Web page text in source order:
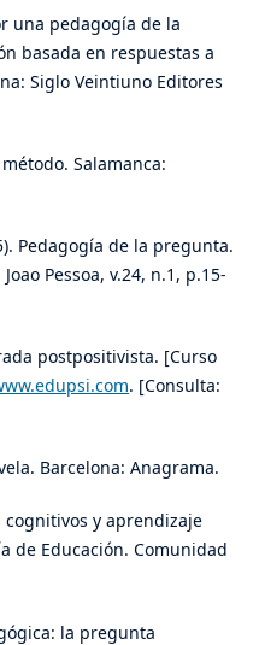
una pedagogía de la
basada en respuestas a
Siglo Veintiuno Editores
Salamanca:
Pedagogía de la pregunta.
Pessoa, v.24, n.1, p.15-
postpositivista. [Curso
. [Consulta:
Barcelona: Anagrama.
cognitivos y aprendizaje
de Educación. Comunidad
la pregunta